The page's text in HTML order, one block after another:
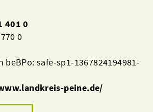
401 0
0
safe-sp1-1367824194981-
peine.de/